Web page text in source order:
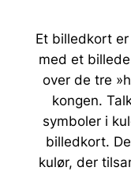
Et billedkort
med et
over de tre
kongen.
symboler i
billedkort.
kulør, der